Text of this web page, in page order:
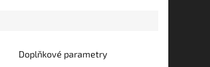
Doplňkové parametry